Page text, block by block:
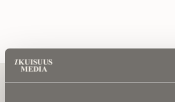
Tilaa uutiskirje - Pääset heti